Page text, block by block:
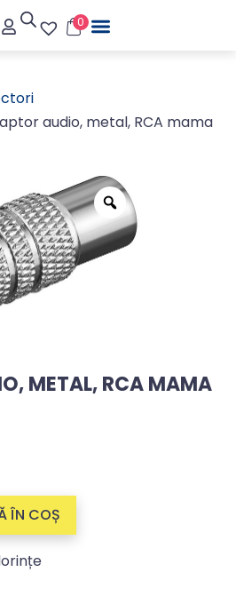
0
audio, metal, RCA mama
METAL, RCA MAMA
ÎN COȘ